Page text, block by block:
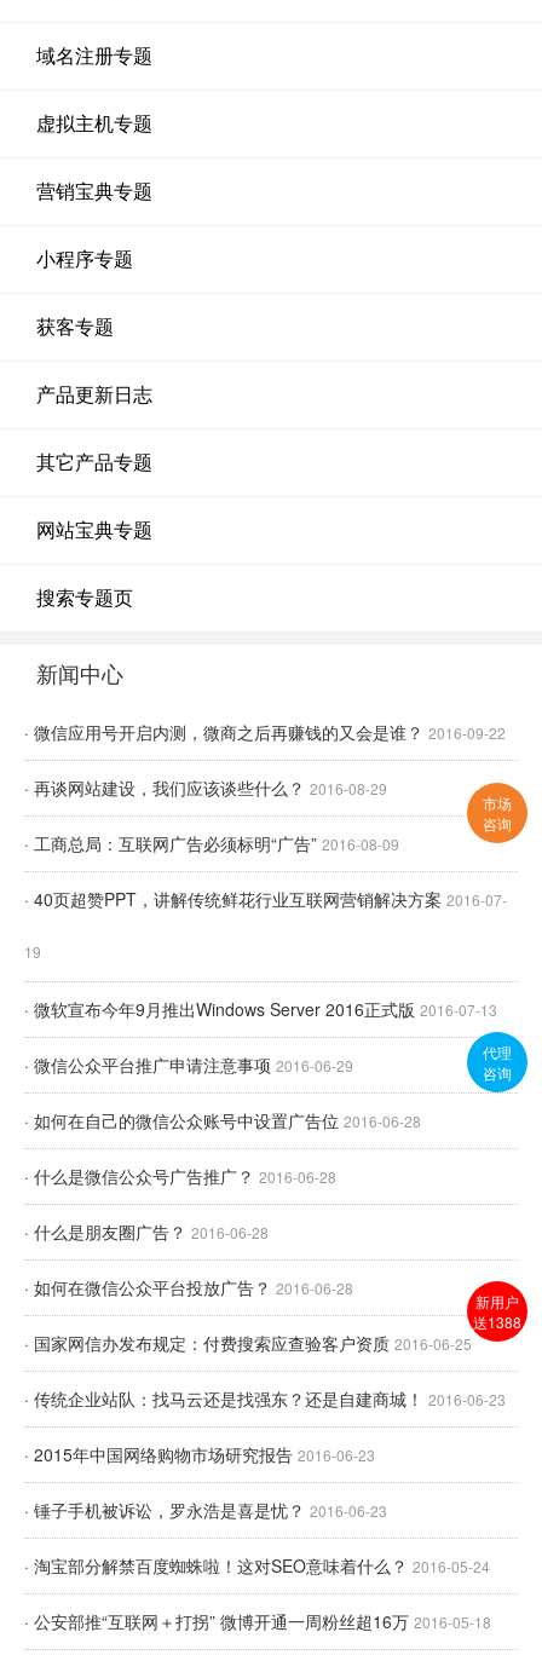
域名注册专题
虚拟主机专题
营销宝典专题
小程序专题
获客专题
产品更新日志
其它产品专题
网站宝典专题
搜索专题页
新闻中心
· 微信应用号开启内测，微商之后再赚钱的又会是谁？ 2016-09-22
· 再谈网站建设，我们应该谈些什么？ 2016-08-29
· 工商总局：互联网广告必须标明“广告” 2016-08-09
· 40页超赞PPT，讲解传统鲜花行业互联网营销解决方案 2016-07-
19
· 微软宣布今年9月推出Windows Server 2016正式版 2016-07-13
· 微信公众平台推广申请注意事项 2016-06-29
· 如何在自己的微信公众账号中设置广告位 2016-06-28
· 什么是微信公众号广告推广？ 2016-06-28
· 什么是朋友圈广告？ 2016-06-28
· 如何在微信公众平台投放广告？ 2016-06-28
· 国家网信办发布规定：付费搜索应查验客户资质 2016-06-25
· 传统企业站队：找马云还是找强东？还是自建商城！ 2016-06-23
· 2015年中国网络购物市场研究报告​ 2016-06-23
· 锤子手机被诉讼，罗永浩是喜是忧？ 2016-06-23
· 淘宝部分解禁百度蜘蛛啦！这对SEO意味着什么？ 2016-05-24
· 公安部推“互联网＋打拐” 微博开通一周粉丝超16万 2016-05-18
市场
咨询
代理
咨询
新用户
送1388